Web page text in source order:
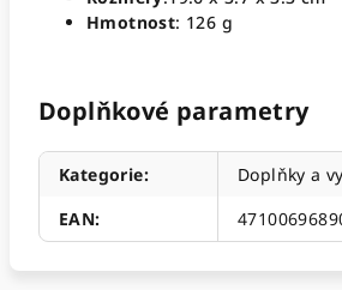
Hmotnost: 126 g
Doplňkové parametry
Kategorie:
Doplňky a
EAN: